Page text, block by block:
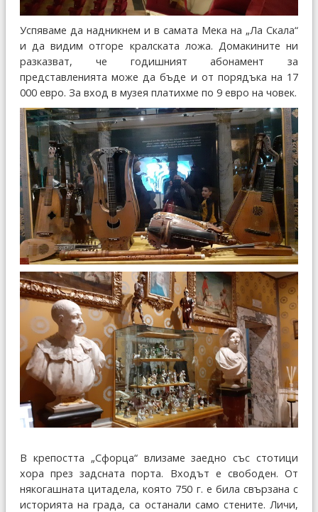
Успяваме да надникнем и в самата Мека на „Ла Скала“
и да видим отгоре кралската ложа. Домакините ни
разказват, че годишният абонамент за
представленията може да бъде и от порядъка на 17
000 евро. За вход в музея платихме по 9 евро на човек.
В крепостта „Сфорца“ влизаме заедно със стотици
хора през задсната порта. Входът е свободен. От
някогашната цитадела, която 750 г. е била свързана с
историята на града, са останали само стените. Личи,